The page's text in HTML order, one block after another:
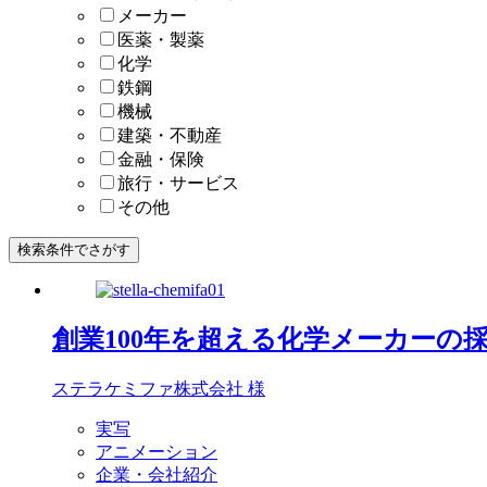
メーカー
医薬・製薬
化学
鉄鋼
機械
建築・不動産
金融・保険
旅行・サービス
その他
検索条件でさがす
創業100年を超える化学メーカーの
ステラケミファ株式会社 様
実写
アニメーション
企業・会社紹介